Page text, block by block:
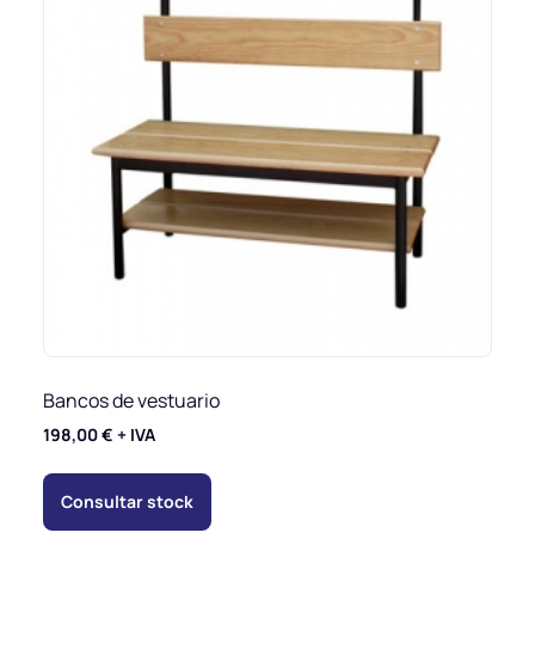
Bancos de vestuario
198,00€ + IVA
Consultar stock